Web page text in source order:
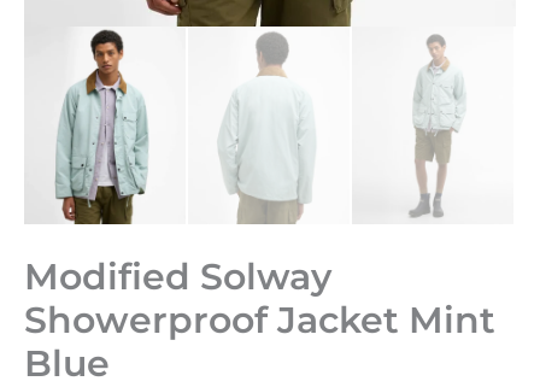
Modified Solway
Showerproof Jacket Mint
Blue